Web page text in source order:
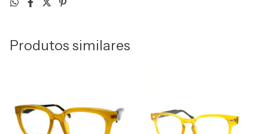
Produtos similares